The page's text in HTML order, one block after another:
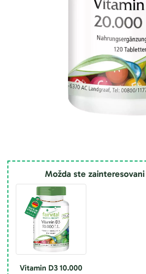
Možda ste
Vitamin D3 10.000